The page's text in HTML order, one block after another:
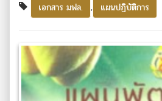
เอกสาร มฟล.
, แผนปฏิบัติการ